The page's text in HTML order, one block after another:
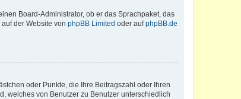
Board-Administrator, ob er das Sprachpaket, das
der Website von phpBB Limited oder aufphpBB.de
oder Punkte, die Ihre Beitragszahl oder Ihren
welches von Benutzer zu Benutzer unterschiedlich